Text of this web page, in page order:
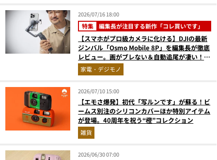
2026/07/16 18:00
特集 編集長が注目する新作「コレ買いです」
【スマホがプロ級カメラに化ける】DJIの最新
ジンバル「Osmo Mobile 8P」を編集長が徹底
レビュー。画がブレない＆自動追尾が凄い！
『コレ買いです』Vol.170
家電・デジモノ
2026/07/10 15:00
【エモさ爆発】初代「写ルンです」が蘇る！ビ
ームス別注のシリコンカバーほか特別アイテム
が登場。40周年を祝う“橙”コレクション
雑貨
2026/06/30 07:00